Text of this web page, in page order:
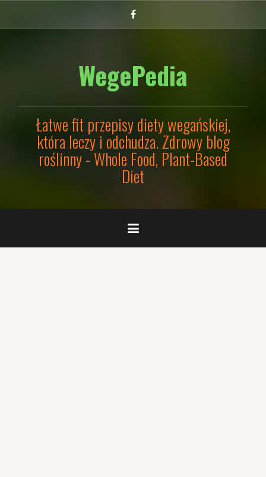
do
WegePedia
Łatwe fit przepisy diety wegańskiej,
która leczy i odchudza. Zdrowy blog
roślinny - Whole Food, Plant-Based
Diet